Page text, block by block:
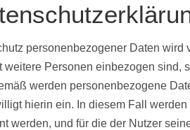
personenbezogener Daten
weitere Personen einbezogen sind,
werden personenbezogene
hierin ein. In diesem Fall
werden, und für die der Nutzer